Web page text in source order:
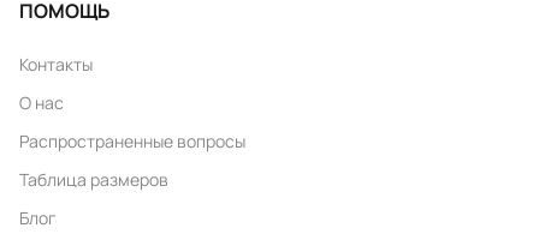
ПОМОЩЬ
Контакты
О нас
Распространенные вопросы
Таблица размеров
Блог